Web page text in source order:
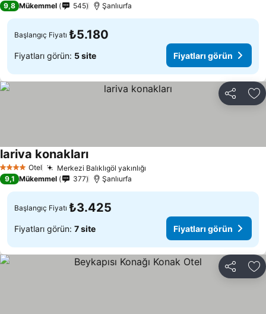
9,8 Mükemmel 545 Şanlıurfa
Başlangıç Fiyatı ₺5.180
Fiyatları görün: 5 site Fiyatları görün
Paylaş
4 Yıldız Otel Merkezi Balıklıgöl yakınlığı
lariva konaklarıFiyatları görün
9,1 Mükemmel 377 Şanlıurfa
Başlangıç Fiyatı ₺3.425
Fiyatları görün: 7 site Fiyatları görün
Paylaş